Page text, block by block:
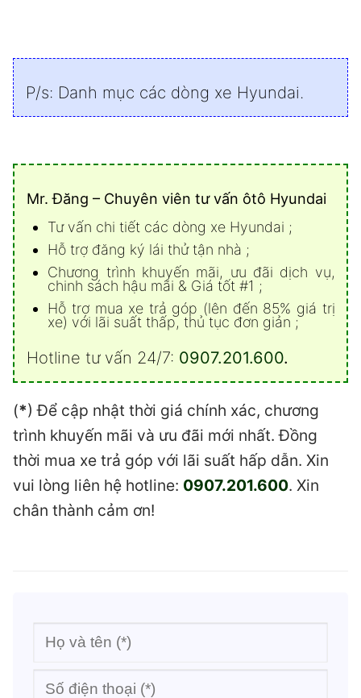
P/s: Danh mục các dòng xe Hyundai.
Mr. Đăng – Chuyên viên tư vấn ôtô Hyundai
Tư vấn chi tiết các dòng xe Hyundai ;
Hỗ trợ đăng ký lái thử tận nhà ;
Chương trình khuyến mãi, ưu đãi dịch vụ,
chinh sách hậu mãi & Giá tốt #1 ;
Hỗ trợ mua xe trả góp (lên đến 85% giá trị
xe) với lãi suất thấp, thủ tục đơn giản ;
Hotline tư vấn 24/7: 0907.201.600.
(*) Để cập nhật thời giá chính xác, chương
trình khuyến mãi và ưu đãi mới nhất. Đồng
thời mua xe trả góp với lãi suất hấp dẫn. Xin
vui lòng liên hệ hotline: 0907.201.600. Xin
chân thành cảm ơn!